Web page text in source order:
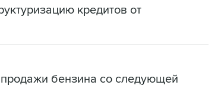
кредитов от
бензина со следующей